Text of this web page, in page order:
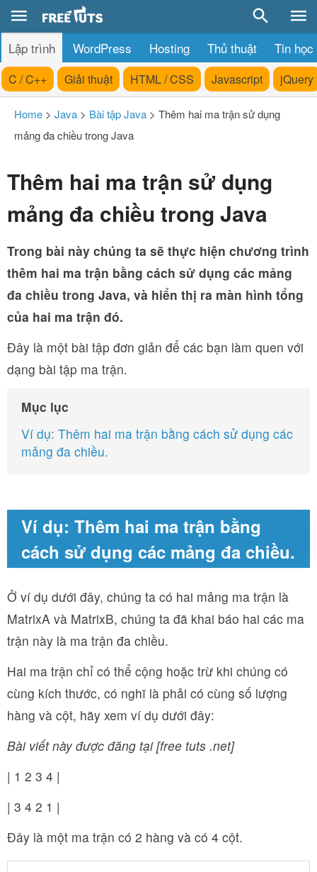
Lập trình WordPress Hosting Thủ thuật Tin học
C / C++ Giải thuật HTML / CSS Javascript jQuery
Home > Java > Bài tập Java > Thêm hai ma trận sử dụng
mảng đa chiều trong Java
Thêm hai ma trận sử dụng
mảng đa chiều trong Java
Trong bài này chúng ta sẽ thực hiện chương trình
thêm hai ma trận bằng cách sử dụng các mảng
đa chiều trong Java, và hiển thị ra màn hình tổng
của hai ma trận đó.
Đây là một bài tập đơn giản để các bạn làm quen với
dạng bài tập ma trận.
Mục lục
Ví dụ: Thêm hai ma trận bằng cách sử dụng các
mảng đa chiều.
Ví dụ: Thêm hai ma trận bằng
cách sử dụng các mảng đa chiều.
Ở ví dụ dưới đây, chúng ta có hai mảng ma trận là
MatrixA và MatrixB, chúng ta đã khai báo hai các ma
trận này là ma trận đa chiều.
Hai ma trận chỉ có thể cộng hoặc trừ khi chúng có
cùng kích thước, có nghĩ là phải có cùng số lượng
hàng và cột, hãy xem ví dụ dưới đây:
Bài viết này được đăng tại [free tuts .net]
| 1 2 3 4 |
| 3 4 2 1 |
Đây là một ma trận có 2 hàng và có 4 cột.